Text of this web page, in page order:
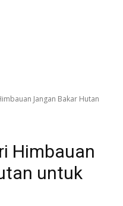
Jangan Bakar Hutan
Himbauan
untuk